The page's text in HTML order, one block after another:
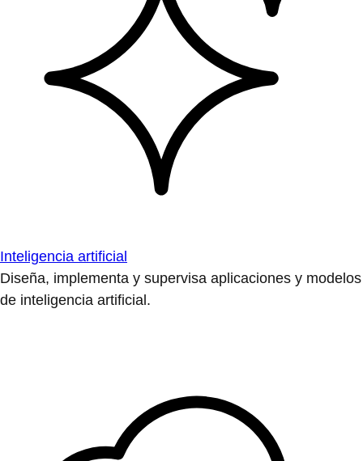
Inteligencia artificial
Diseña, implementa y supervisa aplicaciones y modelos
de inteligencia artificial.